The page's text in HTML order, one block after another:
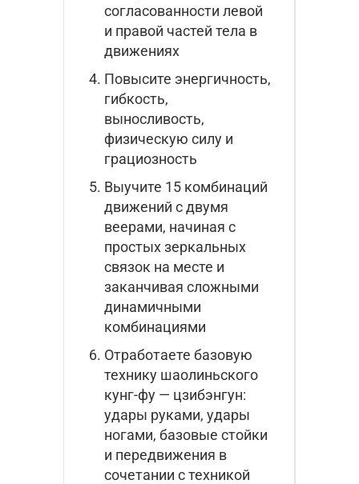
согласованности левой
и правой частей тела в
движениях
Повысите энергичность,
гибкость,
выносливость,
физическую силу и
грациозность
Выучите 15 комбинаций
движений с двумя
веерами, начиная с
простых зеркальных
связок на месте и
заканчивая сложными
динамичными
комбинациями
Отработаете базовую
технику шаолиньского
кунг-фу — цзибэнгун:
удары руками, удары
ногами, базовые стойки
и передвижения в
сочетании с техникой